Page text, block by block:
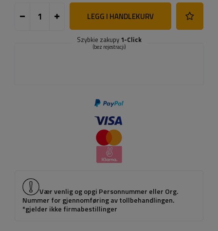
LEGG I HANDLEKURV
Szybkie zakupy 1-Click
(bez rejestracji)
Vær venlig og opgi Personnummer eller Org.
Nummer for gjennomføring av tollbehandlingen.
*gjelder ikke firmabestillinger